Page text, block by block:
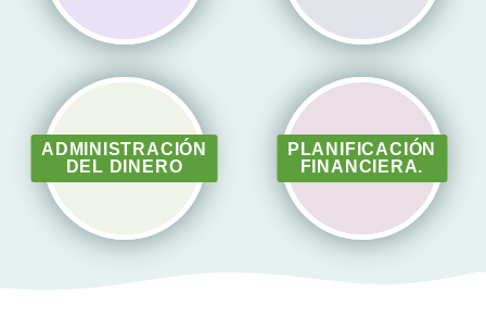
ADMINISTRACIÓN
DEL DINERO
PLANIFICACIÓN
FINANCIERA.